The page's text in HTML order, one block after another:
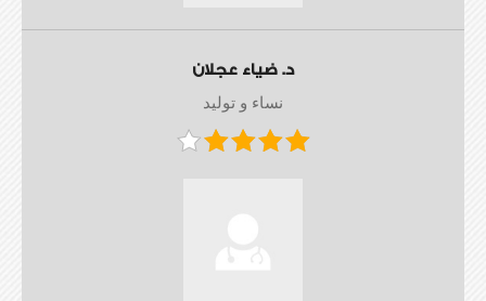
د. ضياء عجلان
نساء و توليد